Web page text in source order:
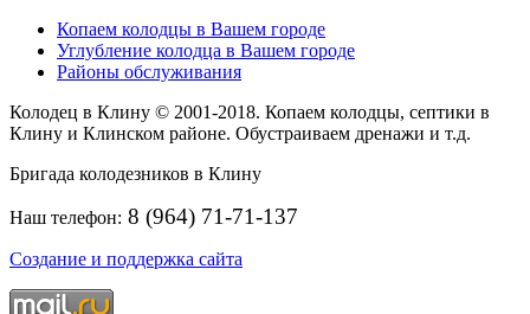
Копаем колодцы в Вашем городе
Углубление колодца в Вашем городе
Районы обслуживания
Колодец в Клину © 2001-2018. Копаем колодцы, септики в
Клину и Клинском районе. Обустраиваем дренажи и т.д.
Бригада колодезников в Клину
Наш телефон: 8 (964) 71-71-137
Создание и поддержка сайта